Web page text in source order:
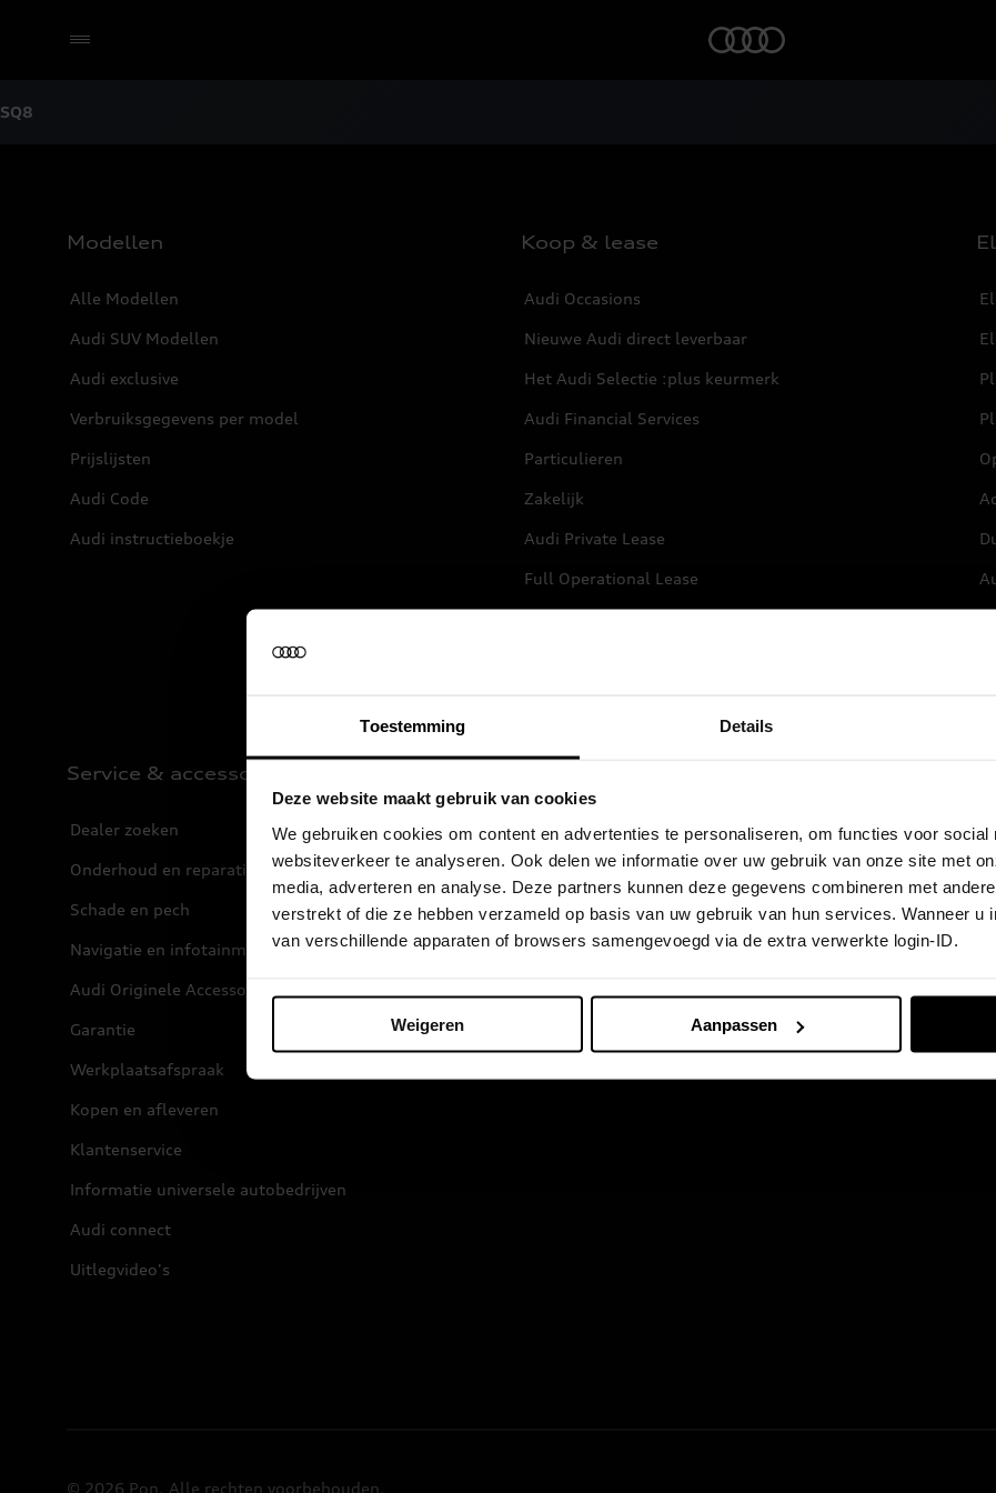
Toestemming Details
Deze website maakt gebruik van cookies
We gebruiken cookies om content en advertenties te personaliseren, om functies voor social
websiteverkeer te analyseren. Ook delen we informatie over uw gebruik van onze site met
media, adverteren en analyse. Deze partners kunnen deze gegevens combineren met
verstrekt of die ze hebben verzameld op basis van uw gebruik van hun services. Wanneer u
van verschillende apparaten of browsers samengevoegd via de extra verwerkte login-ID.
Weigeren Aanpassen
SQ8
Modellen
Alle Modellen
Audi SUV Modellen
Audi exclusive
Verbruiksgegevens per model
Prijslijsten
Audi Code
Audi instructieboekje
Koop & lease
Audi Occasions
Nieuwe Audi direct leverbaar
Het Audi Selectie :plus keurmerk
Audi Financial Services
Particulieren
Zakelijk
Audi Private Lease
Full Operational Lease
Service & accessoires
Dealer zoeken
Onderhoud en reparatie
Schade en pech
Navigatie en infotainment
Audi Originele Accessoires
Garantie
Werkplaatsafspraak
Kopen en afleveren
Klantenservice
Informatie universele autobedrijven
Audi connect
Uitlegvideo's
Stories of Progress
Beleef Audi
Audi Newsroom
Audi nieuwsbrief
© 2026 Pon. Alle rechten voorbehouden.